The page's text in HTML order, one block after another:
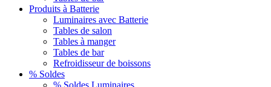
Produits à Batterie
Luminaires avec Batterie
Tables de salon
Tables à manger
Tables de bar
Refroidisseur de boissons
% Soldes
% Soldes Luminaires